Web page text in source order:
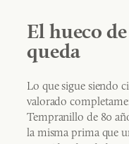
El hueco
queda
Lo que sigue siendo
valorado
Tempranillo de 80
la misma prima que